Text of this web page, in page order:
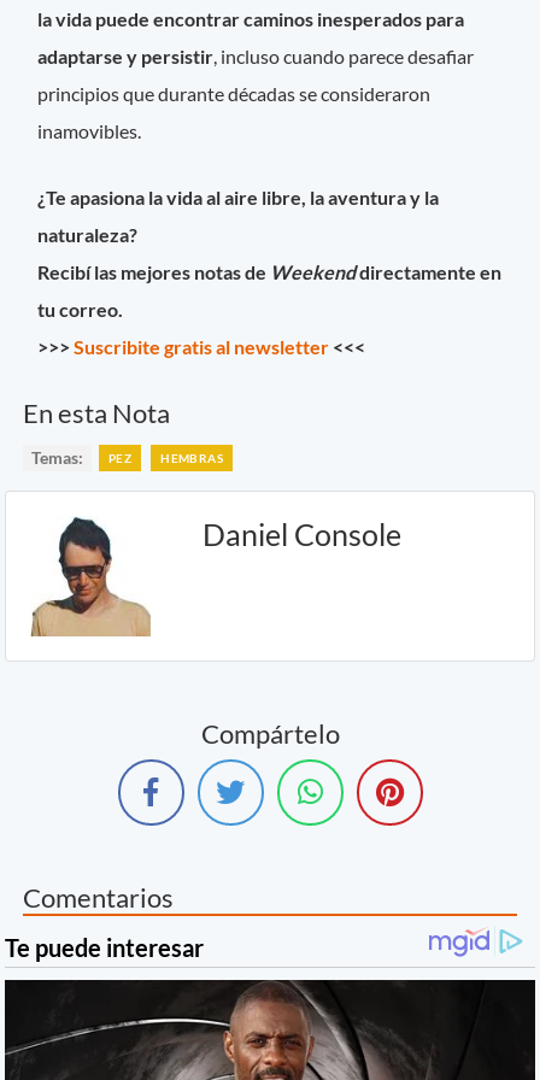
la vida puede encontrar caminos inesperados para
adaptarse y persistir , incluso cuando parece desafiar
principios que durante décadas se consideraron
inamovibles.
¿Te apasiona la vida al aire libre, la aventura y la
naturaleza?
Recibí las mejores notas de Weekenddirectamente en
tu correo.
>>>Suscribite gratis al newsletter <<<
En esta Nota
Temas: PEZ HEMBRAS
Daniel Console
Compártelo
Comentarios